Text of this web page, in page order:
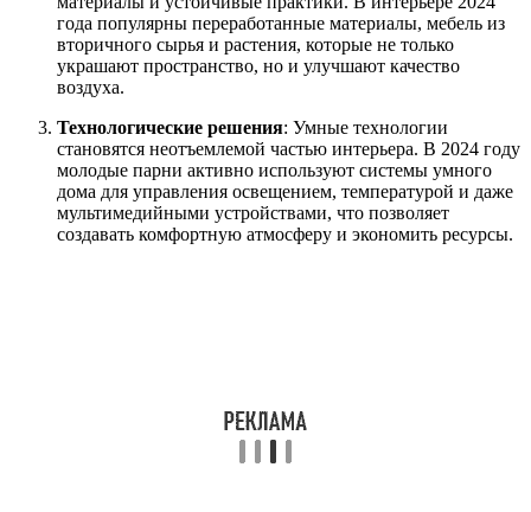
года популярны переработанные материалы, мебель из
вторичного сырья и растения, которые не только
украшают пространство, но и улучшают качество
воздуха.
Технологические решения: Умные технологии
становятся неотъемлемой частью интерьера. В 2024 году
молодые парни активно используют системы умного
дома для управления освещением, температурой и даже
мультимедийными устройствами, что позволяет
создавать комфортную атмосферу и экономить ресурсы.